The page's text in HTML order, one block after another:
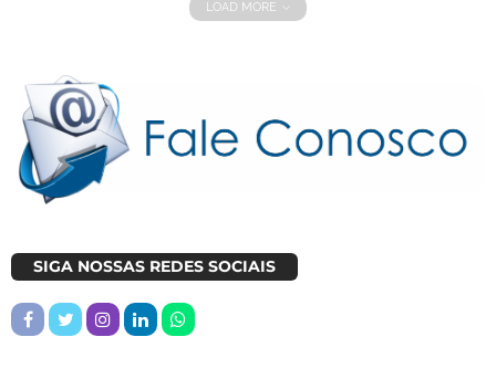
LOAD MORE
SIGA NOSSAS REDES SOCIAIS